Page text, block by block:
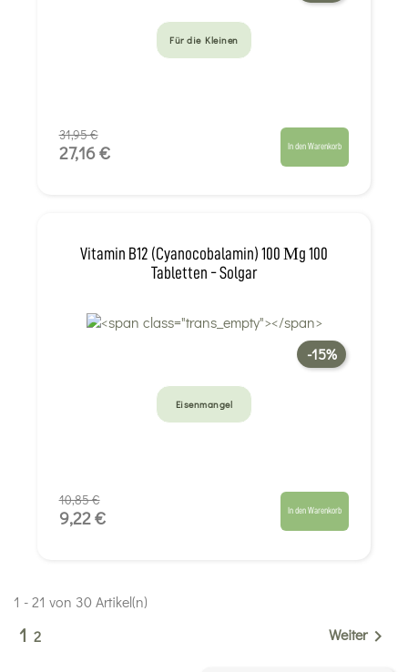
Für die Kleinen
31,95 €
27,16 € In den Warenkorb
Vitamin B12 (Cyanocobalamin) 100 Μg 100
Tabletten - Solgar
-15%
Eisenmangel
10,85 €
9,22 € In den Warenkorb
1 - 21 von 30 Artikel(n)
1 2 Weiter